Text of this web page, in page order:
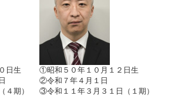
日生
期）
①昭和５０年１０月１２日生
②令和７年４月１日
③令和１１年３月３１日（１期）